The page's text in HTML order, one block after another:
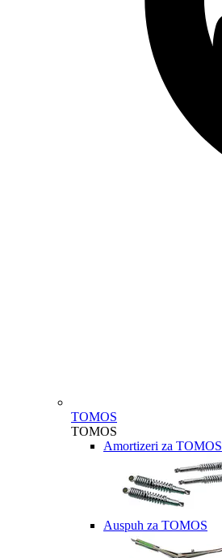
TOMOS
TOMOS
Amortizeri za TOMOS
Auspuh za TOMOS